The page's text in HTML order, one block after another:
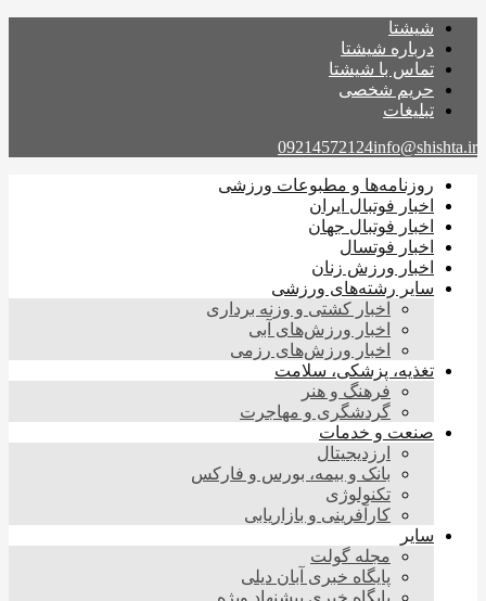
شیشتا
درباره شیشتا
تماس با شیشتا
حریم شخصی
تبلیغات
09214572124info@shishta.ir
روزنامه‌ها و مطبوعات ورزشی
اخبار فوتبال ایران
اخبار فوتبال جهان
اخبار فوتسال
اخبار ورزش زنان
سایر رشته‌های ورزشی
اخبار کشتی و وزنه برداری
اخبار ورزش‌های آبی
اخبار ورزش‌های رزمی
تغذیه، پزشکی، سلامت
فرهنگ و هنر
گردشگری و مهاجرت
صنعت و خدمات
ارزدیجیتال
بانک و بیمه، بورس و فارکس
تکنولوژی
کارآفرینی و بازاریابی
سایر
مجله گولت
پایگاه خبری آبان دیلی
پایگاه خبری پیشنهاد ویژه